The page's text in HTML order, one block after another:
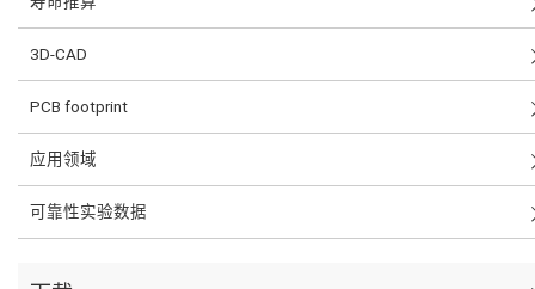
3D-CAD
PCB footprint
应用领域
可靠性实验数据